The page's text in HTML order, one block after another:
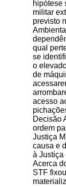
hipótese
militar
previsto
qual
se
o
de
acesso
Decisão
ordem
Justiça
causa e
à Justiça
Acerca
STF